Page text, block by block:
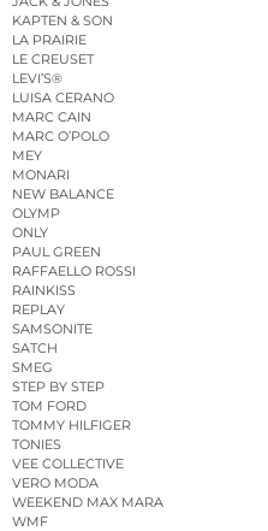
KAPTEN & SON
LA PRAIRIE
LE CREUSET
LEVI’S®
LUISA CERANO
MARC CAIN
MARC O’POLO
MEY
MONARI
NEW BALANCE
OLYMP
ONLY
PAUL GREEN
RAFFAELLO ROSSI
RAINKISS
REPLAY
SAMSONITE
SATCH
SMEG
STEP BY STEP
TOM FORD
TOMMY HILFIGER
TONIES
VEE COLLECTIVE
VERO MODA
WEEKEND MAX MARA
WMF